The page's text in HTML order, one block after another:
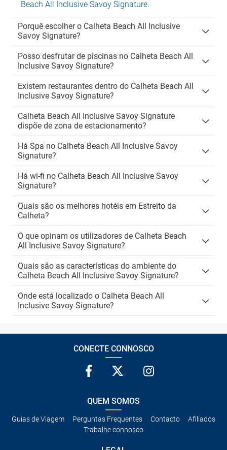
Beach All Inclusive Savoy Signature.
Porquê escolher o Calheta Beach All Inclusive
Savoy Signature?
Posso desfrutar de piscinas no Calheta Beach All
Inclusive Savoy Signature?
Existem restaurantes dentro do Calheta Beach All
Inclusive Savoy Signature?
Calheta Beach All Inclusive Savoy Signature
dispõe de zona de estacionamento?
Há Spa no Calheta Beach All Inclusive Savoy
Signature?
Há wi-fi no Calheta Beach All Inclusive Savoy
Signature?
Quais são os melhores hotéis em Estreito da
Calheta?
O que opinam os utilizadores de Calheta Beach
All Inclusive Savoy Signature?
Quais são as características do ambiente do
Calheta Beach All Inclusive Savoy Signature?
Onde está localizado o Calheta Beach All
Inclusive Savoy Signature?
CONECTE CONNOSCO
QUEM SOMOS
Guias de Viagem Perguntas Frequentes Contacto
Afiliados
Trabalhe connosco